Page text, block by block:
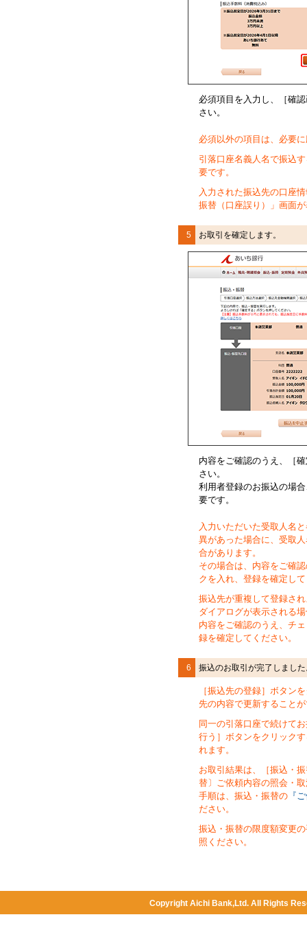
必須項目を入力し、［確
さい。
必須以外の項目は、必要
引落口座名義人名で振込
要です。
入力された振込先の口座
振替（口座誤り）」画面
5 お取引を確定します。
内容をご確認のうえ、
［
さい。
利用者登録のお振込の場
要です。
入力いただいた受取人名
異があった場合に、受取
合があります。
その場合は、内容をご確
クを入れ、登録を確定し
振込先が重複して登録さ
ダイアログが表示される
内容をご確認のうえ、チ
録を確定してください。
6 振込のお取引が完了しまし
［振込先の登録］ボタン
先の内容で更新すること
同一の引落口座で続けて
行う］ボタンをクリック
れます。
お取引結果は、［振込・
替〕ご依頼内容の照会 ・
手順は、振込・振替の 『
ださい。
振込・振替の限度額変更
照ください。
Copyright Aichi Bank,Ltd. All Rights